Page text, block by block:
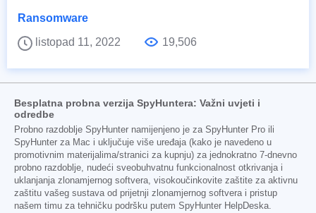
Ransomware
listopad 11, 2022
19,506
Besplatna probna verzija SpyHuntera: Važni uvjeti i
odredbe
Probno razdoblje SpyHunter namijenjeno je za SpyHunter Pro ili
SpyHunter za Mac i uključuje više uređaja (kako je navedeno u
promotivnim materijalima/stranici za kupnju) za jednokratno 7-dnevno
probno razdoblje, nudeći sveobuhvatnu funkcionalnost otkrivanja i
uklanjanja zlonamjernog softvera, visokoučinkovite zaštite za aktivnu
zaštitu vašeg sustava od prijetnji zlonamjernog softvera i pristup
našem timu za tehničku podršku putem SpyHunter HelpDeska.